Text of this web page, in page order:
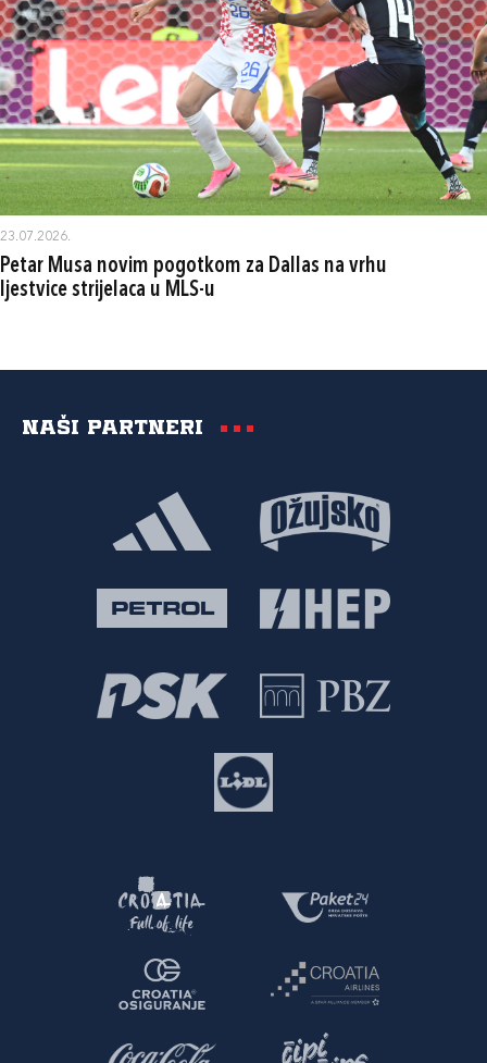
23.07.2026.
Petar Musa novim pogotkom za Dallas na vrhu
ljestvice strijelaca u MLS-u
Naši partneri